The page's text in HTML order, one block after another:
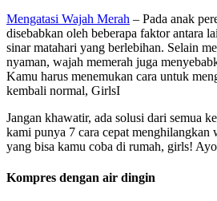
Mengatasi Wajah Merah – Pada anak
disebabkan oleh beberapa faktor antara
sinar matahari yang berlebihan. Selain
nyaman, wajah memerah juga
Kamu harus menemukan cara untuk
kembali normal, GirlsI
Jangan khawatir, ada solusi dari semua
kami punya 7 cara cepat menghilangkan
yang bisa kamu coba di rumah, girls!
Kompres dengan air dingin